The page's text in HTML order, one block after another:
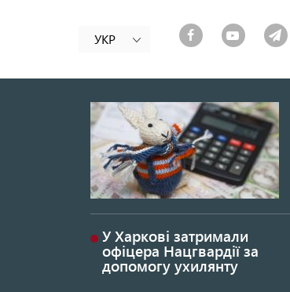
УКР
У Харкові затримали
офіцера Нацгвардії за
допомогу ухилянту